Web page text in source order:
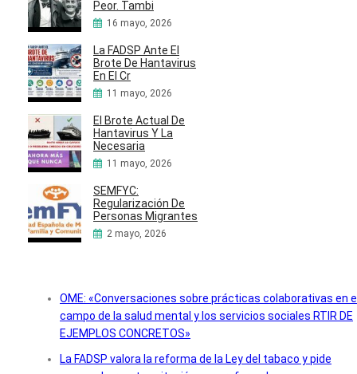
Peor. Tambi
16 mayo, 2026
La FADSP Ante El
Brote De Hantavirus
En El Cr
11 mayo, 2026
El Brote Actual De
Hantavirus Y La
Necesaria
11 mayo, 2026
SEMFYC:
Regularización De
Personas Migrantes
2 mayo, 2026
OME: «Conversaciones sobre prácticas colaborativas en
campo de la salud mental y los servicios sociales RTIR DE
EJEMPLOS CONCRETOS»
La FADSP valora la reforma de la Ley del tabaco y pide